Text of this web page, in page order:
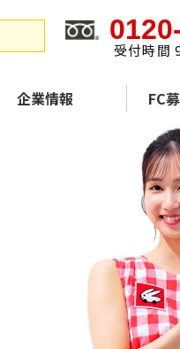
受付時間
企業情報 FC